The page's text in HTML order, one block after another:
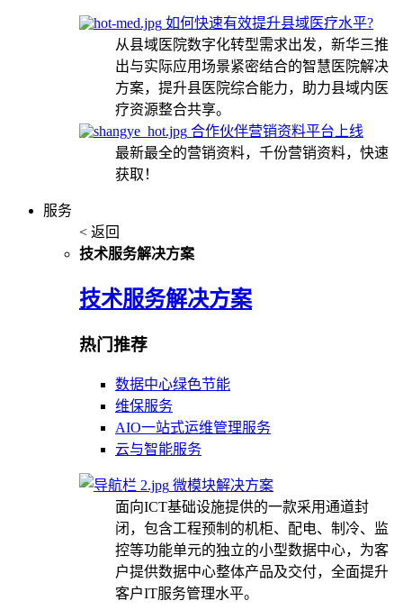
如何快速有效提升县域医疗水平?
从县域医院数字化转型需求出发，新华三推
出与实际应用场景紧密结合的智慧医院解决
方案，提升县医院综合能力，助力县域内医
疗资源整合共享。
合作伙伴营销资料平台上线
最新最全的营销资料，千份营销资料，快速
获取！
服务
< 返回
技术服务解决方案
技术服务解决方案
热门推荐
数据中心绿色节能
维保服务
AIO一站式运维管理服务
云与智能服务
微模块解决方案
面向ICT基础设施提供的一款采用通道封
闭，包含工程预制的机柜、配电、制冷、监
控等功能单元的独立的小型数据中心，为客
户提供数据中心整体产品及交付，全面提升
客户IT服务管理水平。